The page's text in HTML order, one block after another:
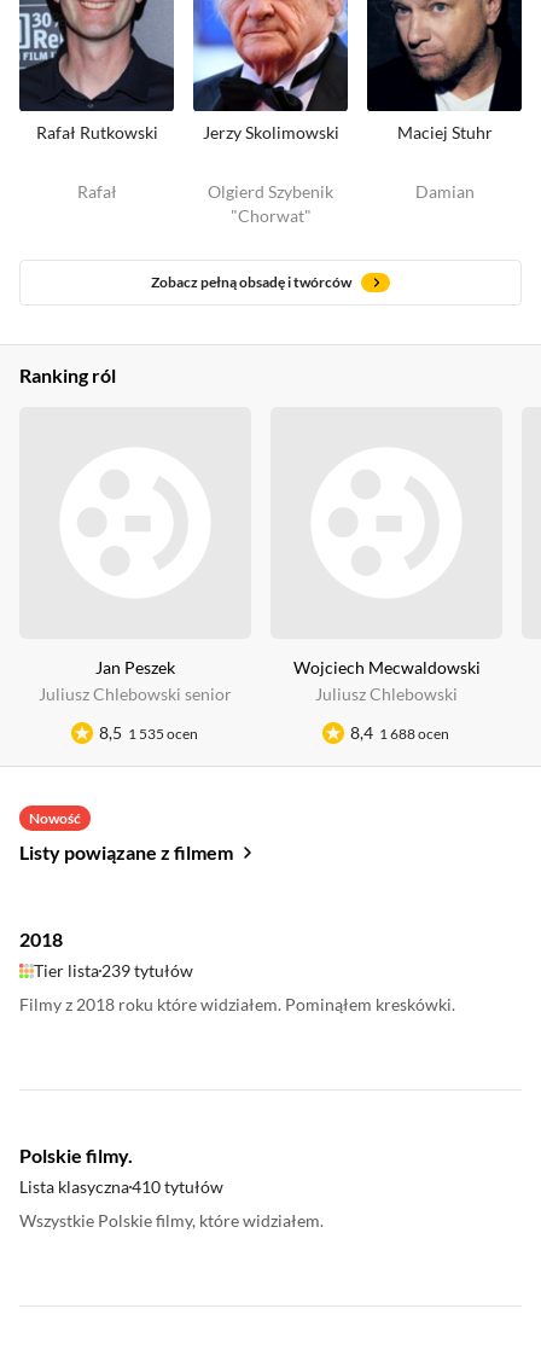
Rafał Rutkowski
Rafał
Jerzy Skolimowski
Olgierd Szybenik
"Chorwat"
Maciej Stuhr
Damian
Zobacz pełną obsadę i twórców
Ranking ról
Jan Peszek
Juliusz Chlebowski senior
8,5 1 535 ocen
Wojciech Mecwaldowski
Juliusz Chlebowski
8,4 1 688 ocen
Nowość
Listy powiązane z filmem
2018
Tier lista239 tytułów
Filmy z 2018 roku które widziałem. Pominąłem kreskówki.
Polskie filmy.
Lista klasyczna410 tytułów
Wszystkie Polskie filmy, które widziałem.